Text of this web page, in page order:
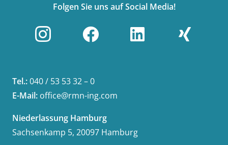
Folgen Sie uns auf Social Media!
Tel.:040 / 53 53 32 – 0
E-Mail: office@rmn-ing.com
Niederlassung Hamburg
Sachsenkamp 5, 20097 Hamburg